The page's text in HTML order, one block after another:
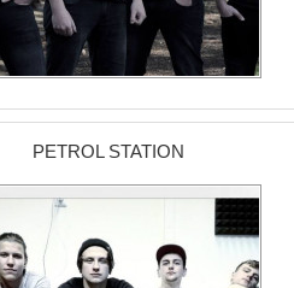
PETROL STATION